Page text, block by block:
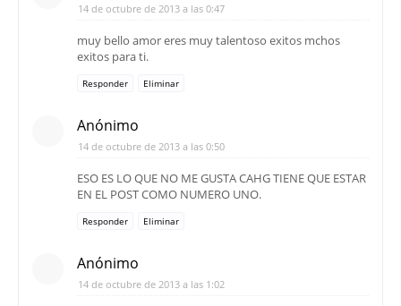
14 de octubre de 2013 a las 0:47
muy bello amor eres muy talentoso exitos mchos
exitos para ti.
Responder Eliminar
Anónimo
14 de octubre de 2013 a las 0:50
ESO ES LO QUE NO ME GUSTA CAHG TIENE QUE ESTAR
EN EL POST COMO NUMERO UNO.
Responder Eliminar
Anónimo
14 de octubre de 2013 a las 1:02